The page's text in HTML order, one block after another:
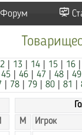
Форум
13 14 15 16
45 46 47 48 49
78 79 80 81
М
Игрок